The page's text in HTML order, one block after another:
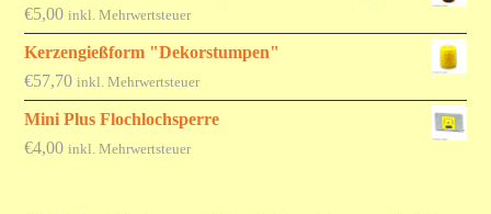
€5,00 inkl. Mehrwertsteuer
Kerzengießform "Dekorstumpen"
€57,70 inkl. Mehrwertsteuer
Mini Plus Flochlochsperre
€4,00 inkl. Mehrwertsteuer